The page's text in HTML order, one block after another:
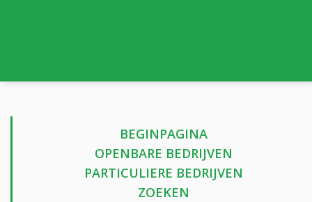
BEGINPAGINA
OPENBARE BEDRIJVEN
PARTICULIERE BEDRIJVEN
ZOEKEN